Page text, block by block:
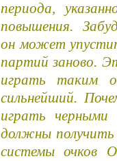
периода,
повышения.
он может
партий заново.
играть таким
сильнейший.
играть черными
должны
системы очков